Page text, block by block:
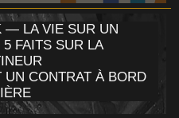
— LA VIE SUR UN
FAITS SUR LA
UN CONTRAT À BORD